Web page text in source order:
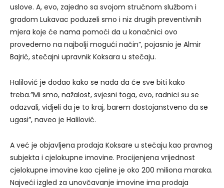
uslove. A, evo, zajedno sa svojom stručnom službom i
gradom Lukavac poduzeli smo i niz drugih preventivnih
mjera koje će nama pomoći da u konačnici ovo
provedemo na najbolji mogući način”, pojasnio je Almir
Bajrić, stečajni upravnik Koksara u stečaju.
Halilović je dodao kako se nada da će sve biti kako
treba.”Mi smo, nažalost, svjesni toga, evo, radnici su se
odazvali, vidjeli da je to kraj, barem dostojanstveno da se
ugasi”, naveo je Halilović.
A već je objavljena prodaja Koksare u stečaju kao pravnog
subjekta i cjelokupne imovine. Procijenjena vrijednost
cjelokupne imovine kao cjeline je oko 200 miliona maraka.
Najveći izgled za unovčavanje imovine ima prodaja